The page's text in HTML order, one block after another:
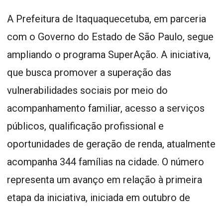
A Prefeitura de Itaquaquecetuba, em parceria
com o Governo do Estado de São Paulo, segue
ampliando o programa SuperAção. A iniciativa,
que busca promover a superação das
vulnerabilidades sociais por meio do
acompanhamento familiar, acesso a serviços
públicos, qualificação profissional e
oportunidades de geração de renda, atualmente
acompanha 344 famílias na cidade. O número
representa um avanço em relação à primeira
etapa da iniciativa, iniciada em outubro de